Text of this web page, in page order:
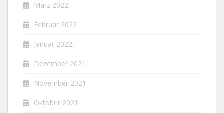
März 2022
Februar 2022
Januar 2022
Dezember 2021
November 2021
Oktober 2021